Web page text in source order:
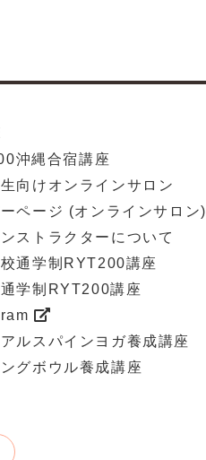
沖縄合宿講座
向けオンラインサロン
ーページ (オンラインサロン)
ストラクターについて
通学制RYT200講座
学制RYT200講座
ルスパインヨガ養成講座
グボウル養成講座